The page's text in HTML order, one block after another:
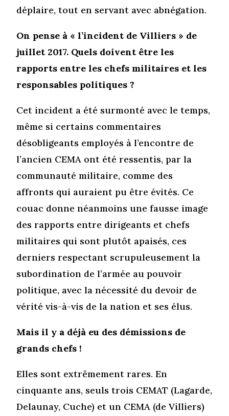
déplaire, tout en servant avec abnégation.
On pense à « l’incident de Villiers » de
juillet 2017. Quels doivent être les
rapports entre les chefs militaires et les
responsables politiques ?
Cet incident a été surmonté avec le temps,
même si certains commentaires
désobligeants employés à l’encontre de
l’ancien CEMA ont été ressentis, par la
communauté militaire, comme des
affronts qui auraient pu être évités. Ce
couac donne néanmoins une fausse image
des rapports entre dirigeants et chefs
militaires qui sont plutôt apaisés, ces
derniers respectant scrupuleusement la
subordination de l’armée au pouvoir
politique, avec la nécessité du devoir de
vérité vis-à-vis de la nation et ses élus.
Mais il y a déjà eu des démissions de
grands chefs !
Elles sont extrêmement rares. En
cinquante ans, seuls trois CEMAT (Lagarde,
Delaunay, Cuche) et un CEMA (de Villiers)